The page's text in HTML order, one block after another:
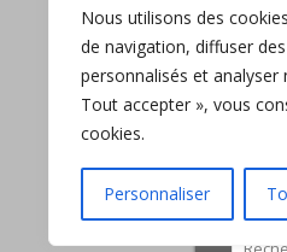
Nous utilisons des
de navigation, diffuser
personnalisés et analyser
Tout accepter », vous
cookies.
Personnaliser
son